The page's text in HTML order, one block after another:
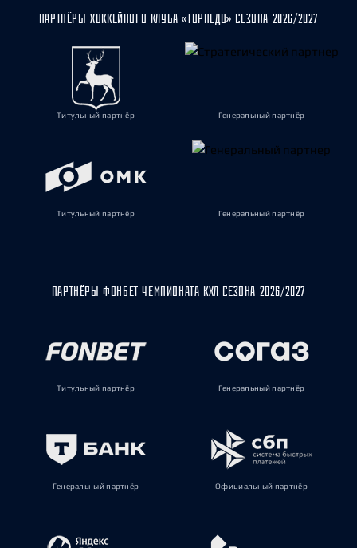
ПАРТНЁРЫ ХОККЕЙНОГО КЛУБА «ТОРПЕДО» СЕЗОНА 2026/2027
Титульный партнёр Генеральный партнёр
Титульный партнёр Генеральный партнёр
ПАРТНЁРЫ ФОНБЕТ ЧЕМПИОНАТА КХЛ СЕЗОНА 2026/2027
Титульный партнёр Генеральный партнёр
Генеральный партнёр Официальный партнёр